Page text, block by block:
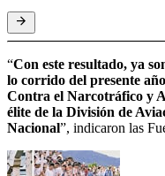
“Con este resultado, ya
lo corrido del presente
Contra el Narcotráfico y
élite de la División de
Nacional”, indicaron las